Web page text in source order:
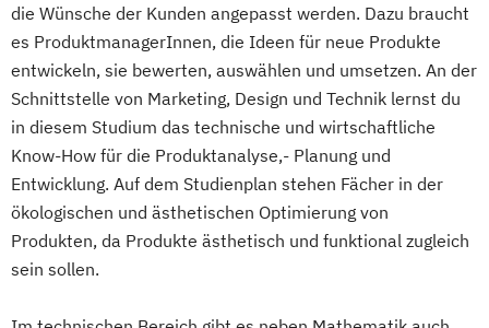
Regenerative Energietechnik
Technikfolgen­abschätzung
Technische Betriebswirtschaft
Technische Informatik
Wasserstofftechnologien
Wirtschaftsinformatik
Wirtschaftsingenieurwesen
Wirtschaftsingenieurwesen
Baumanagement
die Wünsche der Kunden angepasst werden. Dazu braucht
es ProduktmanagerInnen, die Ideen für neue Produkte
entwickeln, sie bewerten, auswählen und umsetzen. An der
Schnittstelle von Marketing, Design und Technik lernst du
in diesem Studium das technische und wirtschaftliche
Know-How für die Produktanalyse,- Planung und
Entwicklung. Auf dem Studienplan stehen Fächer in der
ökologischen und ästhetischen Optimierung von
Produkten, da Produkte ästhetisch und funktional zugleich
sein sollen.